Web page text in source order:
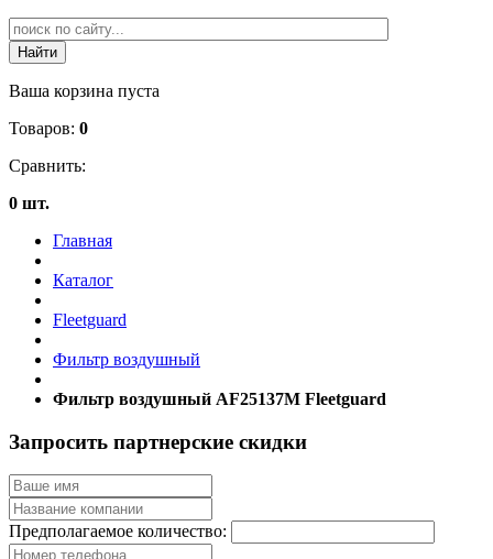
Ваша корзина пуста
Товаров: 0
Сравнить:
0 шт.
Главная
Каталог
Fleetguard
Фильтр воздушный
Фильтр воздушный AF25137M Fleetguard
Запросить партнерские скидки
Предполагаемое количество: